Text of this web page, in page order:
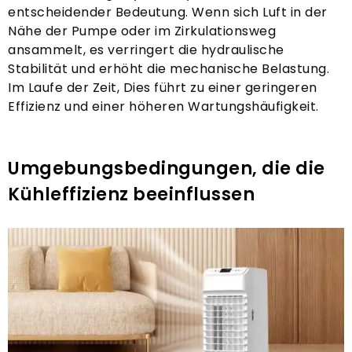
entscheidender Bedeutung. Wenn sich Luft in der
Nähe der Pumpe oder im Zirkulationsweg
ansammelt, es verringert die hydraulische
Stabilität und erhöht die mechanische Belastung.
Im Laufe der Zeit, Dies führt zu einer geringeren
Effizienz und einer höheren Wartungshäufigkeit.
Umgebungsbedingungen, die die
Kühleffizienz beeinflussen